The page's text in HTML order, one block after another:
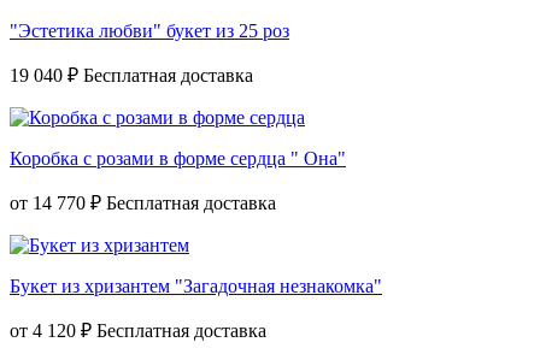
"Эстетика любви" букет из 25 роз
19 040 ₽
Коробка с розами в форме сердца " Она"
от 14 770 ₽
Букет из хризантем "Загадочная незнакомка"
от 4 120 ₽